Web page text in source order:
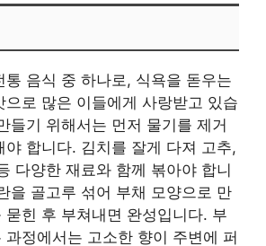
통 음식 중 하나로, 식욕을 돋우는
으로 많은 이들에게 사랑받고 있습
들기 위해서는 먼저 물기를 제거
야 합니다. 김치를 잘게 다져 고추,
다양한 재료와 함께 볶아야 합니
을 골고루 섞어 부채 모양으로 만
묻힌 후 부쳐내면 완성입니다. 부
과정에서는 고소한 향이 주변에 퍼